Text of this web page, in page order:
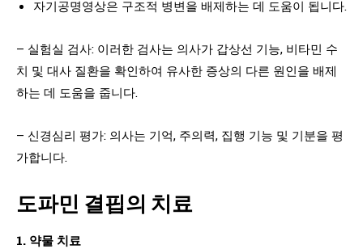
자기공명영상은 구조적 병변을 배제하는 데 도움이 됩니다.
– 실험실 검사: 이러한 검사는 의사가 갑상선 기능, 비타민 수
치 및 대사 질환을 확인하여 유사한 증상의 다른 원인을 배제
하는 데 도움을 줍니다.
– 신경심리 평가: 의사는 기억, 주의력, 집행 기능 및 기분을 평
가합니다.
도파민 결핍의 치료
1. 약물 치료